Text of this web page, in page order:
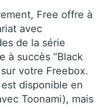
Free offre à
avec
de la série
à succès “Black
votre Freebox.
disponible en
Toonami), mais